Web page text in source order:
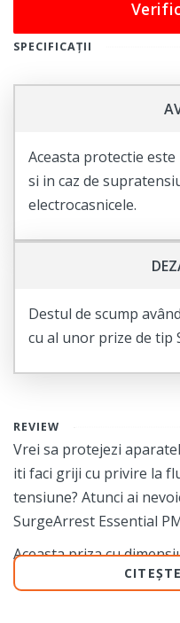
SPECIFICAȚII
Aceasta protectie
si in caz de
electrocasnicele.
Destul de scump
cu al unor prize de tip
REVIEW
Vrei sa protejezi
iti faci griji cu privire la
tensiune? Atunci ai
SurgeArrest Essential
Aceasta priza cu
10×6.3×4.15 cm si o